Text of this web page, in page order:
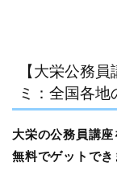
【大栄公務
ミ：全国各
大栄の公務員講
無料でゲットでき